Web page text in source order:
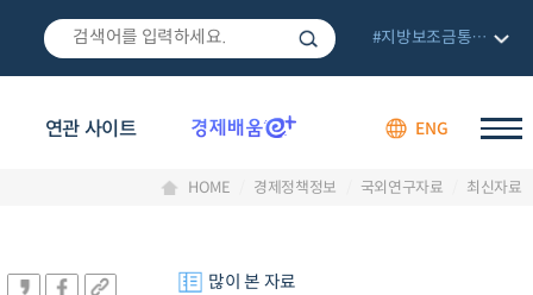
연관 사이트 ENG
#지방보조금통합관리망
HOME 경제정책정보 국외연구자료 최신자료
많이 본 자료